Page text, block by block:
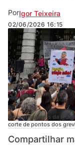
PorIgor Teixeira
02/06/2026 16:15
Os profissionais da rede
corte de pontos dos
Compartilhar